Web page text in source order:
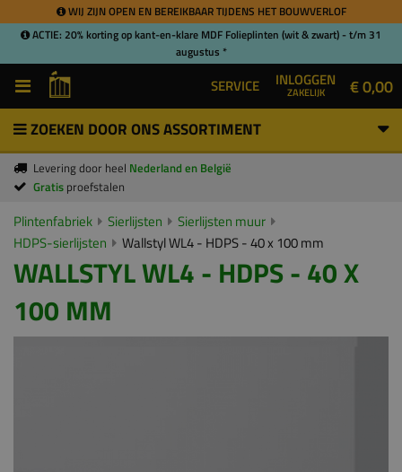
WIJ ZIJN OPEN EN BEREIKBAAR TIJDENS HET BOUWVERLOF
ACTIE: 20% korting op kant-en-klare MDF Folieplinten (wit & zwart) - t/m 31
augustus *
SERVICE INLOGGEN
ZAKELIJK € 0,00
ZOEKEN DOOR ONS ASSORTIMENT
Levering door heel Nederland en België
Gratis proefstalen
Plintenfabriek Sierlijsten
Sierlijsten muur
HDPS-sierlijsten
Wallstyl WL4 - HDPS - 40 x 100 mm
WALLSTYL WL4 - HDPS - 40 X
100 MM